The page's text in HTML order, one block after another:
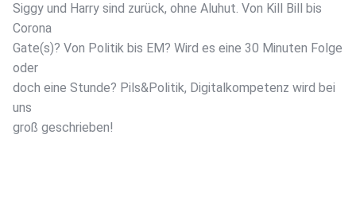
Siggy und Harry sind zurück, ohne Aluhut. Von Kill Bill bis
Corona
Gate(s)? Von Politik bis EM? Wird es eine 30 Minuten Folge
oder
doch eine Stunde? Pils&Politik, Digitalkompetenz wird bei
uns
groß geschrieben!